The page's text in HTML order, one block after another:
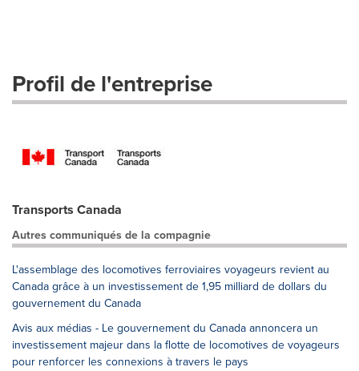
Profil de l'entreprise
Transports Canada
Autres communiqués de la compagnie
L'assemblage des locomotives ferroviaires voyageurs revient au
Canada grâce à un investissement de 1,95 milliard de dollars du
gouvernement du Canada
Avis aux médias - Le gouvernement du Canada annoncera un
investissement majeur dans la flotte de locomotives de voyageurs
pour renforcer les connexions à travers le pays